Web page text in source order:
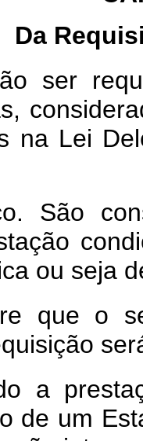
Da
ser
na Lei
São
ou seja
que o
a
de um